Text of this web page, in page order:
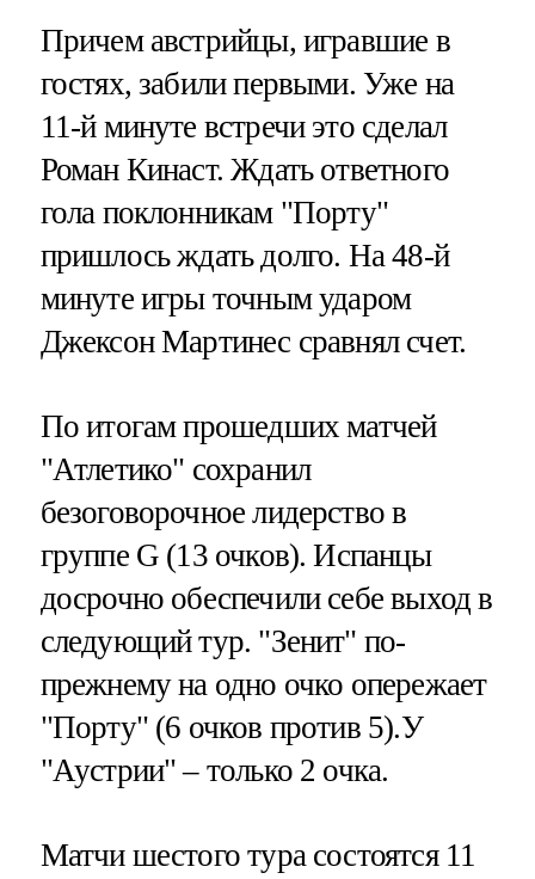
Причем австрийцы, игравшие в
гостях, забили первыми. Уже на
11-й минуте встречи это сделал
Роман Кинаст. Ждать ответного
гола поклонникам "Порту"
пришлось ждать долго. На 48-й
минуте игры точным ударом
Джексон Мартинес сравнял счет.
По итогам прошедших матчей
"Атлетико" сохранил
безоговорочное лидерство в
группе G (13 очков). Испанцы
досрочно обеспечили себе выход в
следующий тур. "Зенит" по-
прежнему на одно очко опережает
"Порту" (6 очков против 5).У
"Аустрии" – только 2 очка.
Матчи шестого тура состоятся 11